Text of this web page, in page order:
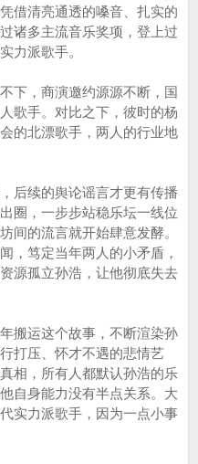
借清亮通透的嗓音、扎实的
诸多主流音乐奖项，登上过
力派歌手。
下，商演邀约源源不断，国
歌手。对比之下，彼时的杨
的北漂歌手，两人的行业地
后续的舆论谣言才更有传播
圈，一步步站稳乐坛一线位
间的流言就开始肆意发酵。
，笃定当年两人的小矛盾，
源孤立孙浩，让他彻底失去
搬运这个故事，不断渲染孙
打压、怀才不遇的悲情艺
相，所有人都默认孙浩的乐
自身能力没有半点关系。大
实力派歌手，因为一点小事